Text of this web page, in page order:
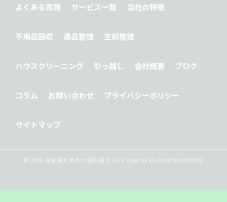
よくある質問 サービス一覧 当社の特徴
不用品回収 遺品整理 生前整理
ハウスクリーニング 引っ越し 会社概要 ブログ
コラム お問い合わせ プライバシーポリシー
サイトマップ
© 2026 滋賀県大津市の便利屋ならY’s Clean Up ALL RIGHTS RESERVED.